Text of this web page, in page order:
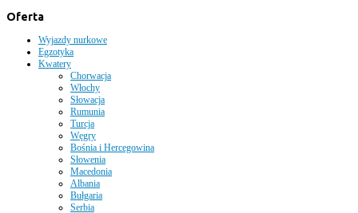
Oferta
Wyjazdy nurkowe
Egzotyka
Kwatery
Chorwacja
Włochy
Słowacja
Rumunia
Turcja
Węgry
Bośnia i Hercegowina
Słowenia
Macedonia
Albania
Bułgaria
Serbia